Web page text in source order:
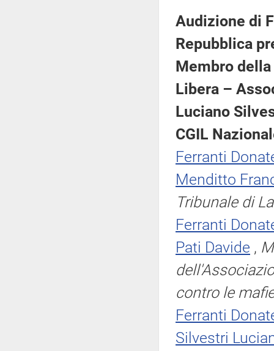
Audizione di
Repubblica
Membro
Libera –
Luciano
CGIL
Ferranti
Menditto
Tribunale di
Ferranti
Pati Davide ,
contro le
Ferranti
Silvestri